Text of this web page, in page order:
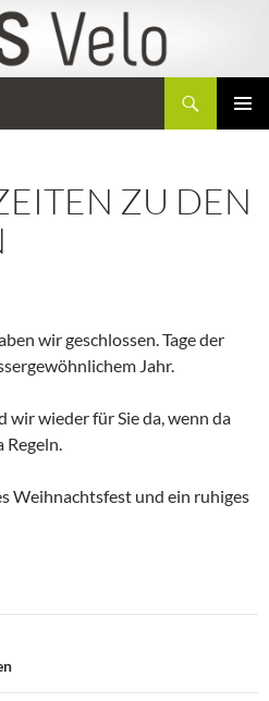
ZU DEN
wir geschlossen. Tage der
Jahr.
wir wieder für Sie da, wenn da
Regeln.
Weihnachtsfest und ein ruhiges